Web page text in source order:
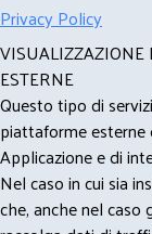
Privacy Policy
ESTERNE
Questo tipo di
piattaforme
Applicazione e di
Nel caso in cui sia
che, anche nel